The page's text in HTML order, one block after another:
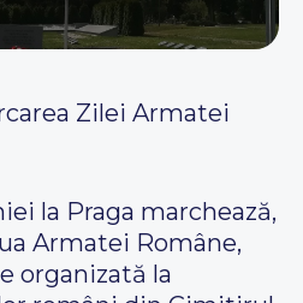
Zilei Armatei
la Praga marchează,
Armatei Române,
organizată la